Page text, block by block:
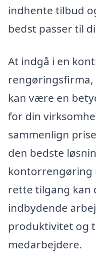
indhente tilbud
bedst passer til
At indgå i en
rengøringsfirma,
kan være en
for din
sammenlign
den bedste
kontorrengøring
rette tilgang kan
indbydende
produktivitet og
medarbejdere.